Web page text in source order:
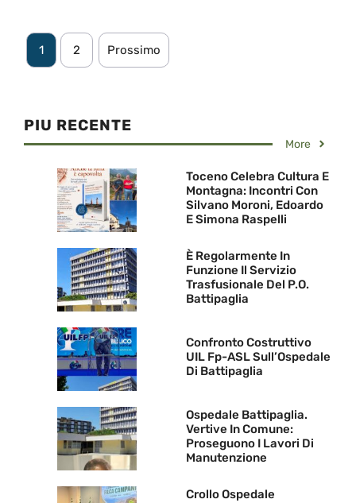
1 2 Prossimo
PIU RECENTE
More
Toceno Celebra Cultura E
Montagna: Incontri Con
Silvano Moroni, Edoardo
E Simona Raspelli
È Regolarmente In
Funzione Il Servizio
Trasfusionale Del P.O.
Battipaglia
Confronto Costruttivo
UIL Fp-ASL Sull’Ospedale
Di Battipaglia
Ospedale Battipaglia.
Vertive In Comune:
Proseguono I Lavori Di
Manutenzione
Crollo Ospedale